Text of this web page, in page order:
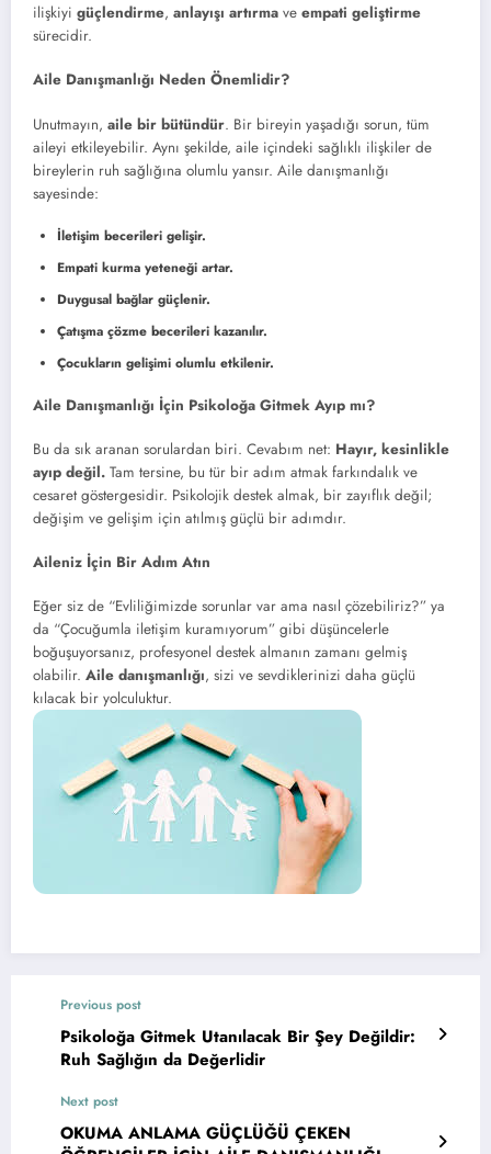
ilişkiyi güçlendirme, anlayışı artırma ve empati geliştirme
sürecidir.
Aile Danışmanlığı Neden Önemlidir?
Unutmayın, aile bir bütündür. Bir bireyin yaşadığı sorun, tüm
aileyi etkileyebilir. Aynı şekilde, aile içindeki sağlıklı ilişkiler de
bireylerin ruh sağlığına olumlu yansır. Aile danışmanlığı
sayesinde:
İletişim becerileri gelişir.
Empati kurma yeteneği artar.
Duygusal bağlar güçlenir.
Çatışma çözme becerileri kazanılır.
Çocukların gelişimi olumlu etkilenir.
Aile Danışmanlığı İçin Psikoloğa Gitmek Ayıp mı?
Bu da sık aranan sorulardan biri. Cevabım net: Hayır, kesinlikle
ayıp değil. Tam tersine, bu tür bir adım atmak farkındalık ve
cesaret göstergesidir. Psikolojik destek almak, bir zayıflık değil;
değişim ve gelişim için atılmış güçlü bir adımdır.
Aileniz İçin Bir Adım Atın
Eğer siz de “Evliliğimizde sorunlar var ama nasıl çözebiliriz?” ya
da “Çocuğumla iletişim kuramıyorum” gibi düşüncelerle
boğuşuyorsanız, profesyonel destek almanın zamanı gelmiş
olabilir. Aile danışmanlığı, sizi ve sevdiklerinizi daha güçlü
kılacak bir yolculuktur.
Previous post
Psikoloğa Gitmek Utanılacak Bir Şey Değildir:
Ruh Sağlığın da Değerlidir
Next post
OKUMA ANLAMA GÜÇLÜĞÜ ÇEKEN